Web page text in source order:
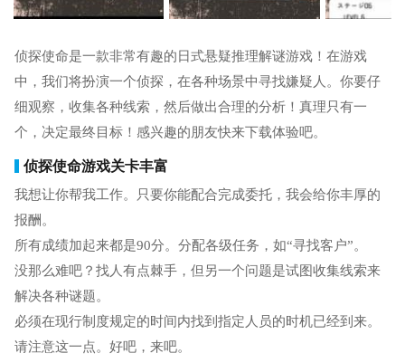
侦探使命是一款非常有趣的日式悬疑推理解谜游戏！在游戏
中，我们将扮演一个侦探，在各种场景中寻找嫌疑人。你要仔
细观察，收集各种线索，然后做出合理的分析！真理只有一
个，决定最终目标！感兴趣的朋友快来下载体验吧。
侦探使命游戏关卡丰富
我想让你帮我工作。只要你能配合完成委托，我会给你丰厚的
报酬。
所有成绩加起来都是90分。分配各级任务，如“寻找客户”。
没那么难吧？找人有点棘手，但另一个问题是试图收集线索来
解决各种谜题。
必须在现行制度规定的时间内找到指定人员的时机已经到来。
请注意这一点。好吧，来吧。